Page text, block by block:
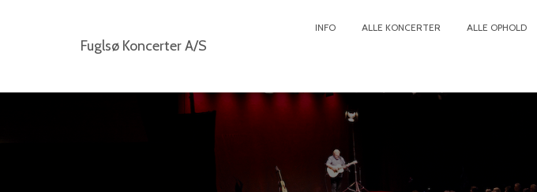
Fuglsø Koncerter A/S
INFO ALLE KONCERTER ALLE OPHOLD